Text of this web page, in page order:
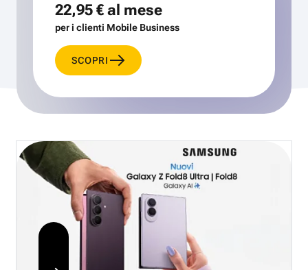
22,95 €al mese
per i clienti Mobile Business
SCOPRI